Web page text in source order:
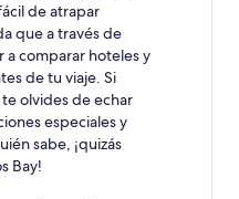
de atrapar
que a través de
a comparar hoteles y
de tu viaje. Si
olvides de echar
especiales y
sabe, ¡quizás
Bay!